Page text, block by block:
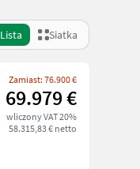
Lista Siatka
Zamiast: 76.900 €
69.979 €
wliczony VAT 20%
58.315,83 € netto